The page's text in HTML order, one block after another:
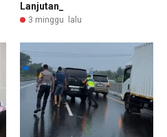
Lanjutan_
3 minggu lalu